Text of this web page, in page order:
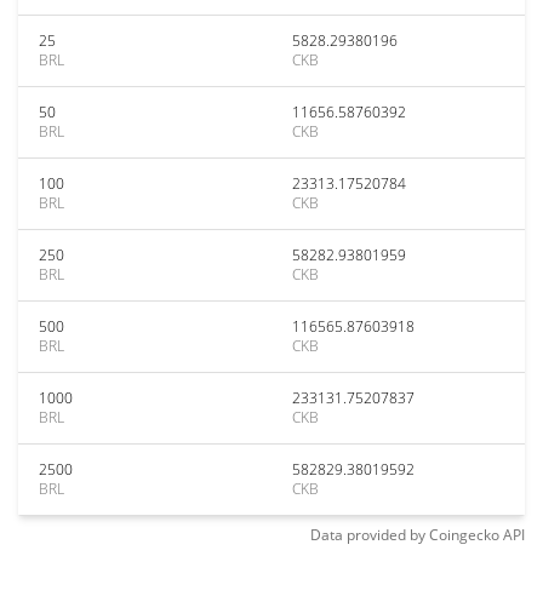
25
BRL
5828.29380196
CKB
50
BRL
11656.58760392
CKB
100
BRL
23313.17520784
CKB
250
BRL
58282.93801959
CKB
500
BRL
116565.87603918
CKB
1000
BRL
233131.75207837
CKB
2500
BRL
582829.38019592
CKB
Data provided byCoingeckoAPI